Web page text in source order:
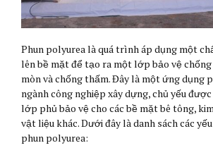
Phun polyurea là quá trình áp dụng một
lên bề mặt để tạo ra một lớp bảo vệ chống
mòn và chống thấm. Đây là một ứng dụng
ngành công nghiệp xây dựng, chủ yếu
lớp phủ bảo vệ cho các bề mặt bê tông,
vật liệu khác. Dưới đây là danh sách các
phun polyurea: